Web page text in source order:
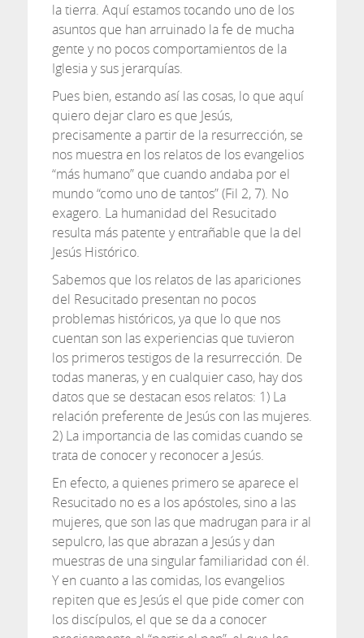
la tierra. Aquí estamos tocando uno de los
asuntos que han arruinado la fe de mucha
gente y no pocos comportamientos de la
Iglesia y sus jerarquías.
Pues bien, estando así las cosas, lo que aquí
quiero dejar claro es que Jesús,
precisamente a partir de la resurrección, se
nos muestra en los relatos de los evangelios
“más humano” que cuando andaba por el
mundo “como uno de tantos” (Fil 2, 7). No
exagero. La humanidad del Resucitado
resulta más patente y entrañable que la del
Jesús Histórico.
Sabemos que los relatos de las apariciones
del Resucitado presentan no pocos
problemas históricos, ya que lo que nos
cuentan son las experiencias que tuvieron
los primeros testigos de la resurrección. De
todas maneras, y en cualquier caso, hay dos
datos que se destacan esos relatos: 1) La
relación preferente de Jesús con las mujeres.
2) La importancia de las comidas cuando se
trata de conocer y reconocer a Jesús.
En efecto, a quienes primero se aparece el
Resucitado no es a los apóstoles, sino a las
mujeres, que son las que madrugan para ir al
sepulcro, las que abrazan a Jesús y dan
muestras de una singular familiaridad con él.
Y en cuanto a las comidas, los evangelios
repiten que es Jesús el que pide comer con
los discípulos, el que se da a conocer